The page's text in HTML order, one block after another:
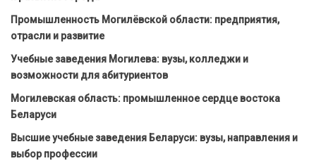
Промышленность Могилёвской области: предприятия,
отрасли и развитие
Учебные заведения Могилева: вузы, колледжи и
возможности для абитуриентов
Могилевская область: промышленное сердце востока
Беларуси
Высшие учебные заведения Беларуси: вузы, направления и
выбор профессии